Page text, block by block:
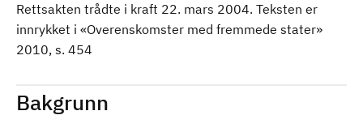
Rettsakten trådte i kraft 22. mars 2004. Teksten er
innrykket i «Overenskomster med fremmede stater»
2010, s. 454
Bakgrunn